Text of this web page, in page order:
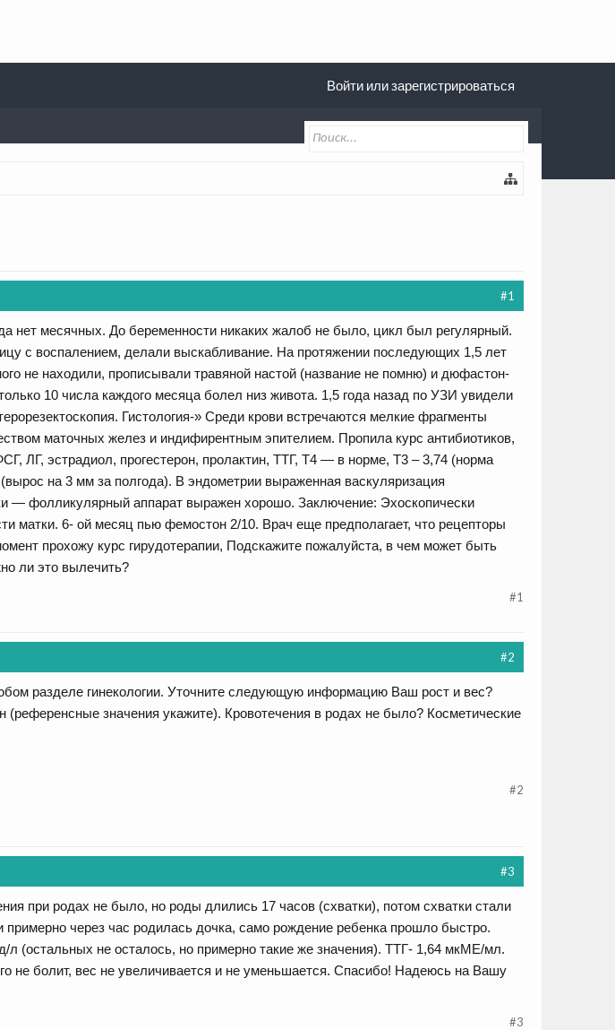
#1
нет месячных. До беременности никаких жалоб не было, цикл был регулярный.
с воспалением, делали выскабливание. На протяжении последующих 1,5 лет
не находили, прописывали травяной настой (название не помню) и дюфастон-
10 числа каждого месяца болел низ живота. 1,5 года назад по УЗИ увидели
Гистология-» Среди крови встречаются мелкие фрагменты
маточных желез и индифирентным эпителием. Пропила курс антибиотиков,
ЛГ, эстрадиол, прогестерон, пролактин, ТТГ, Т4 — в норме, Т3 – 3,74 (норма
на 3 мм за полгода). В эндометрии выраженная васкуляризация
— фолликулярный аппарат выражен хорошо. Заключение: Эхоскопически
матки. 6- ой месяц пью фемостон 2/10. Врач еще предполагает, что рецепторы
прохожу курс гирудотерапии, Подскажите пожалуйста, в чем может быть
ли это вылечить?
#1
#2
разделе гинекологии. Уточните следующую информацию Ваш рост и вес?
значения укажите). Кровотечения в родах не было? Косметические
#2
#3
при родах не было, но роды длились 17 часов (схватки), потом схватки стали
через час родилась дочка, само рождение ребенка прошло быстро.
(остальных не осталось, но примерно такие же значения). ТТГ- 1,64 мкМЕ/мл.
не болит, вес не увеличивается и не уменьшается. Спасибо! Надеюсь на Вашу
#3
Войти или зарегистрироваться